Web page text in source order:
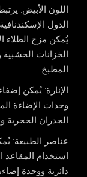
اللون الأبيض:
الدول
يُمكن مزج الطلاء
الخزانات الخشبية
المطبخ
الإنارة: يُمكن
وحدات الإضاءة
الجدران الحجرية
عناصر الطبيعة:
استخدام المقاعد
دائرية ووحدة